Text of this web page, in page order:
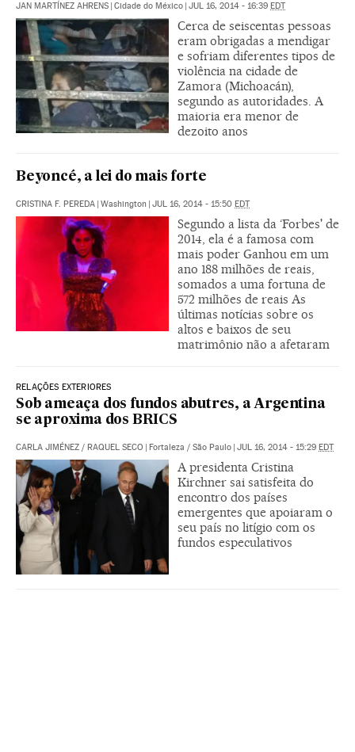
JAN MARTÍNEZ AHRENS | Cidade do México | JUL 16, 2014 - 16:39 EDT
Cerca de seiscentas pessoas
eram obrigadas a mendigar
e sofriam diferentes tipos de
violência na cidade de
Zamora (Michoacán),
segundo as autoridades. A
maioria era menor de
dezoito anos
Beyoncé, a lei do mais forte
CRISTINA F. PEREDA | Washington | JUL 16, 2014 - 15:50 EDT
Segundo a lista da ‘Forbes' de
2014, ela é a famosa com
mais poder Ganhou em um
ano 188 milhões de reais,
somados a uma fortuna de
572 milhões de reais As
últimas notícias sobre os
altos e baixos de seu
matrimônio não a afetaram
RELAÇÕES EXTERIORES
Sob ameaça dos fundos abutres, a Argentina
se aproxima dos BRICS
CARLA JIMÉNEZ / RAQUEL SECO | Fortaleza / São Paulo | JUL 16, 2014 - 15:29 EDT
A presidenta Cristina
Kirchner sai satisfeita do
encontro dos países
emergentes que apoiaram o
seu país no litígio com os
fundos especulativos